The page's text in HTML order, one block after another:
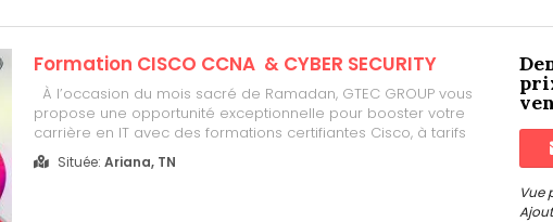
Formation CISCO CCNA & CYBER SECURITY
À l’occasion du mois sacré de Ramadan, GTEC GROUP vous
propose une opportunité exceptionnelle pour booster votre
carrière en IT avec des formations certifiantes Cisco, à tarifs
réduits jusqu’à 25% OFF. 🎯 CISCO CCNA (200-301)Formation
pratique avec préparation complète à la certification
Située: Ariana, TN
Vue